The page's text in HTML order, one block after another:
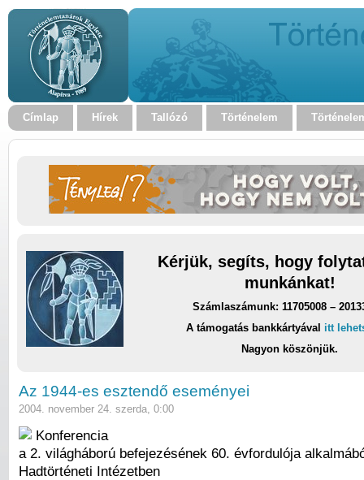
Címlap Hírek Tallózó Történelem
Kérjük, segíts, hogy
munkánkat!
Számlaszámunk: 11705008 –
A támogatás bankkártyával itt
Nagyon köszönjük.
Az 1944-es esztendő eseményei
2004. november 24. szerda, 0:00
Konferencia
a 2. világháború befejezésének 60. évfordulója
Hadtörténeti Intézetben